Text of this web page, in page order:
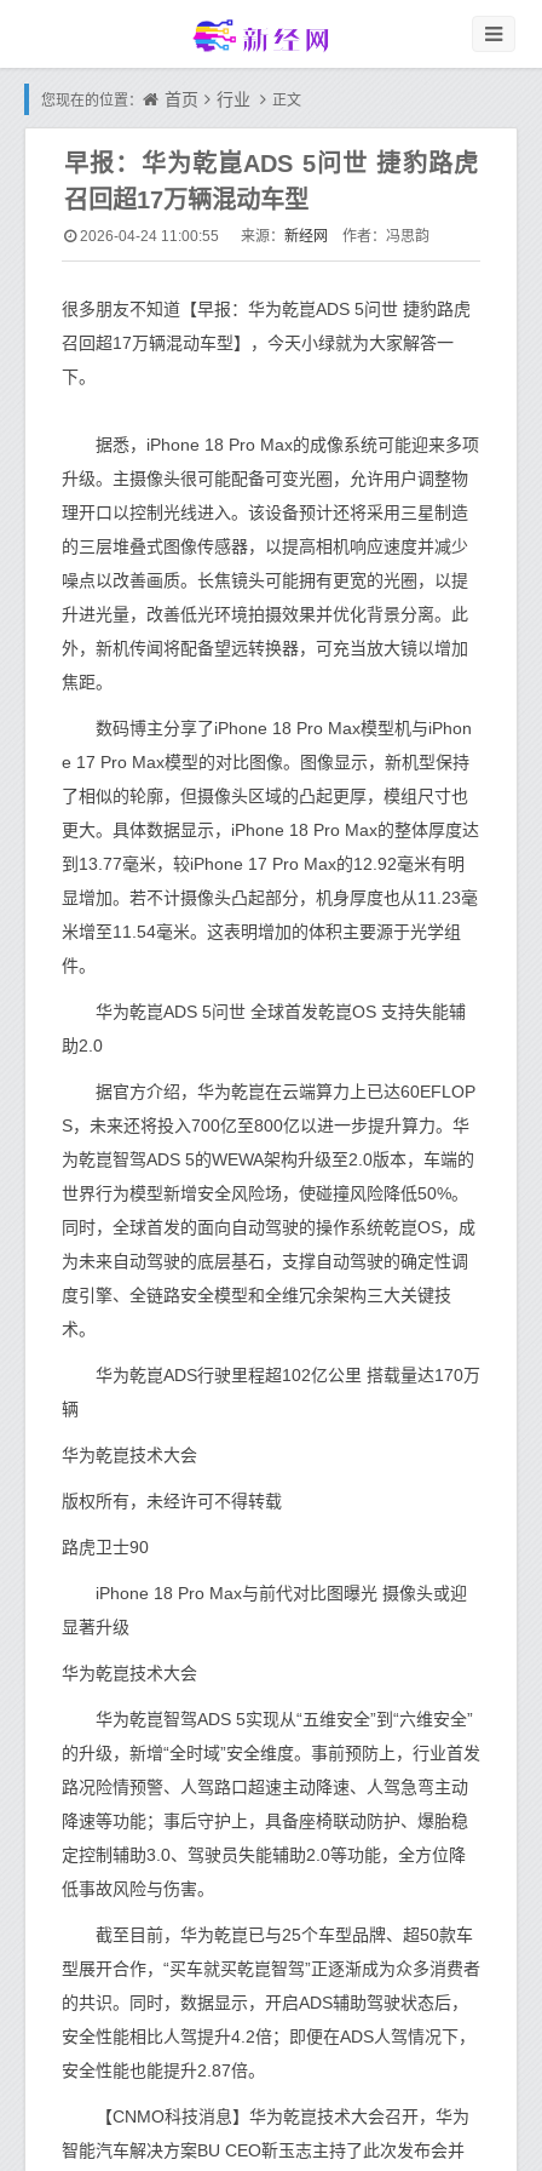
您现在的位置： 首页 行业 正文
早报：华为乾崑ADS 5问世 捷豹路虎
召回超17万辆混动车型
2026-04-24 11:00:55 来源： 新经网 作者：冯思韵
很多朋友不知道【早报：华为乾崑ADS 5问世 捷豹路虎
召回超17万辆混动车型】，今天小绿就为大家解答一
下。
据悉，iPhone 18 Pro Max的成像系统可能迎来多项
升级。主摄像头很可能配备可变光圈，允许用户调整物
理开口以控制光线进入。该设备预计还将采用三星制造
的三层堆叠式图像传感器，以提高相机响应速度并减少
噪点以改善画质。长焦镜头可能拥有更宽的光圈，以提
升进光量，改善低光环境拍摄效果并优化背景分离。此
外，新机传闻将配备望远转换器，可充当放大镜以增加
焦距。
数码博主分享了iPhone 18 Pro Max模型机与iPhon
e 17 Pro Max模型的对比图像。图像显示，新机型保持
了相似的轮廓，但摄像头区域的凸起更厚，模组尺寸也
更大。具体数据显示，iPhone 18 Pro Max的整体厚度达
到13.77毫米，较iPhone 17 Pro Max的12.92毫米有明
显增加。若不计摄像头凸起部分，机身厚度也从11.23毫
米增至11.54毫米。这表明增加的体积主要源于光学组
件。
华为乾崑ADS 5问世 全球首发乾崑OS 支持失能辅
助2.0
据官方介绍，华为乾崑在云端算力上已达60EFLOP
S，未来还将投入700亿至800亿以进一步提升算力。华
为乾崑智驾ADS 5的WEWA架构升级至2.0版本，车端的
世界行为模型新增安全风险场，使碰撞风险降低50%。
同时，全球首发的面向自动驾驶的操作系统乾崑OS，成
为未来自动驾驶的底层基石，支撑自动驾驶的确定性调
度引擎、全链路安全模型和全维冗余架构三大关键技
术。
华为乾崑ADS行驶里程超102亿公里 搭载量达170万
辆
华为乾崑技术大会
版权所有，未经许可不得转载
路虎卫士90
iPhone 18 Pro Max与前代对比图曝光 摄像头或迎
显著升级
华为乾崑技术大会
华为乾崑智驾ADS 5实现从“五维安全”到“六维安全”
的升级，新增“全时域”安全维度。事前预防上，行业首发
路况险情预警、人驾路口超速主动降速、人驾急弯主动
降速等功能；事后守护上，具备座椅联动防护、爆胎稳
定控制辅助3.0、驾驶员失能辅助2.0等功能，全方位降
低事故风险与伤害。
截至目前，华为乾崑已与25个车型品牌、超50款车
型展开合作，“买车就买乾崑智驾”正逐渐成为众多消费者
的共识。同时，数据显示，开启ADS辅助驾驶状态后，
安全性能相比人驾提升4.2倍；即便在ADS人驾情况下，
安全性能也能提升2.87倍。
【CNMO科技消息】华为乾崑技术大会召开，华为
智能汽车解决方案BU CEO靳玉志主持了此次发布会并